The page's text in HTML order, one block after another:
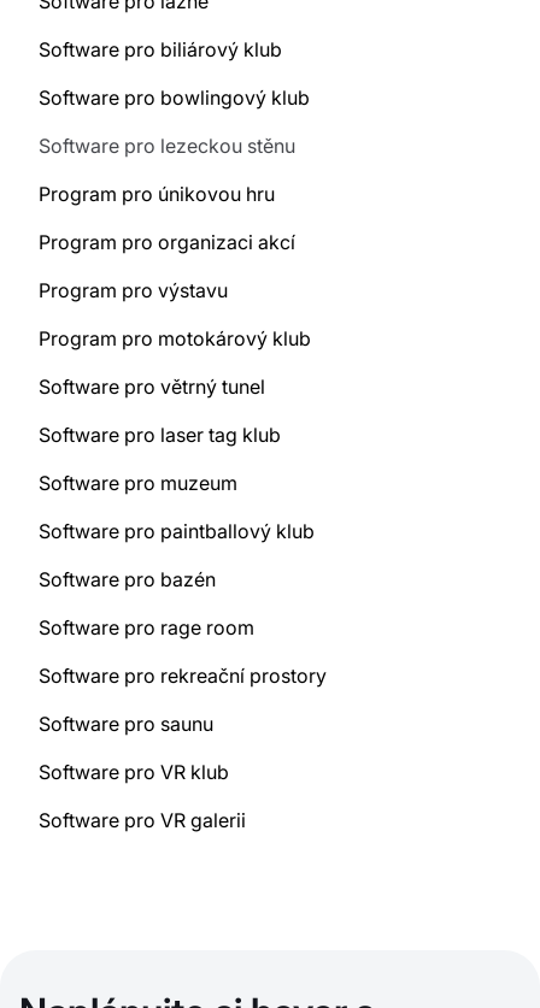
Software pro biliárový klub
Software pro bowlingový klub
Software pro lezeckou stěnu
Program pro únikovou hru
Program pro organizaci akcí
Program pro výstavu
Program pro motokárový klub
Software pro větrný tunel
Software pro laser tag klub
Software pro muzeum
Software pro paintballový klub
Software pro bazén
Software pro rage room
Software pro rekreační prostory
Software pro saunu
Software pro VR klub
Software pro VR galerii